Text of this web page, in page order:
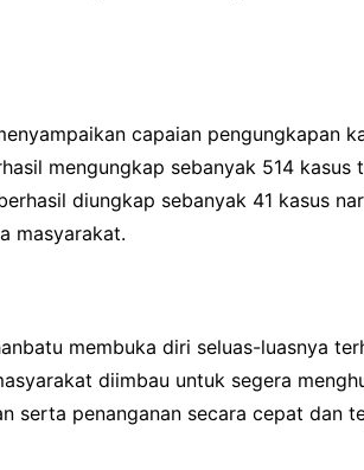
capaian pengungkapan
mengungkap sebanyak 514
diungkap sebanyak 41 kasus
masyarakat.
membuka diri seluas-luasnya
diimbau untuk segera
serta penanganan secara cepat dan